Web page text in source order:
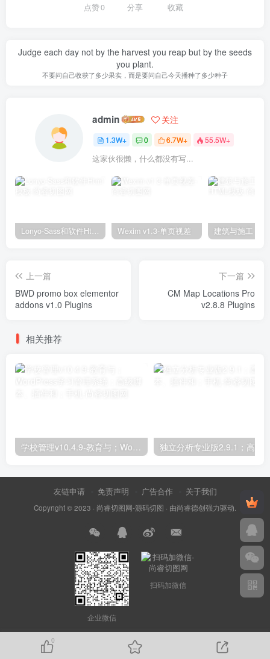
点赞0 分享 收藏
Judge each day not by the harvest you reap but by the seeds
you plant.
不要问自己收获了多少果实，而是要问自己今天播种了多少种子
admin 关注
1.3W+ 0 6.7W+ 55.5W+
这家伙很懒，什么都没有写...
Lonyo-Sass和软件Html模板 Wexim v1.3-单页视差
上一篇
BWD promo box elementor
addons v1.0 Plugins
下一篇
CM Map Locations Pro
v2.8.8 Plugins
相关推荐
学校管理v10.4.9-教育与；WordPress学习管理系统；高级脚本、插件和；手机
友链申请 免责声明 广告合作 关于我们
Copyright © 2023 · 尚睿切图网-源码切图 · 由尚睿德创强力驱动.
企业微信
扫码加微信
0